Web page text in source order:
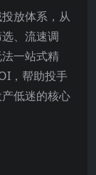
放体系，从
、流速调
一站式精
，帮助投手
低迷的核心